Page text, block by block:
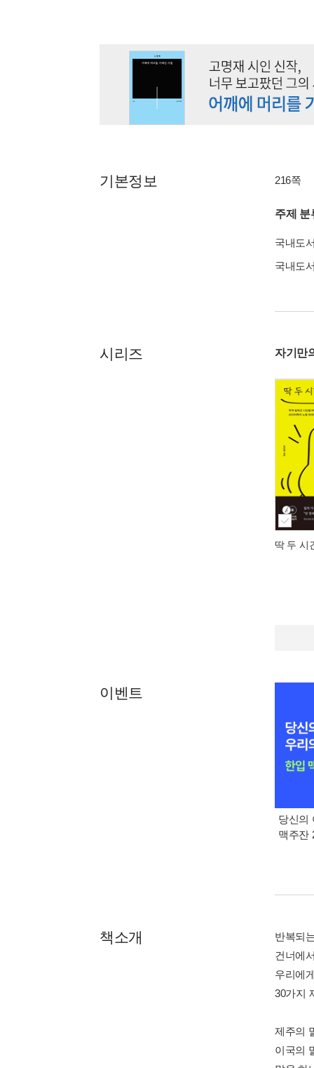
기본정보 216쪽
주제 분
국내도
국내도
시리즈 자기만
딱 두 시
이벤트
당신의
맥주잔
책소개
반복되
건너에
우리에
30가지
제주의
이국의